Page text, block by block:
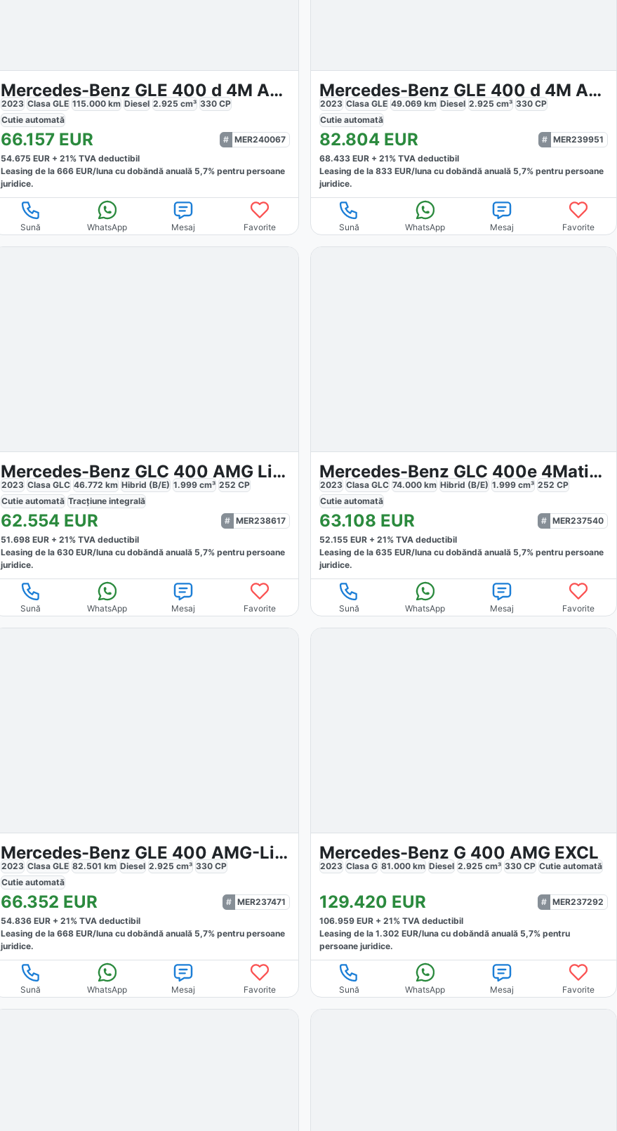
Mercedes-Benz GLE 400 d 4M AMG-LINE
2023 Clasa GLE 115.000 km Diesel 2.925 cm³ 330 CP
Cutieautomată
66.157 EUR
MER240067
54.675 EUR +21% TVA deductibil
Leasing de la666 EUR/luna cu dobăndă anuală 5,7% pentru persoane
juridice.
Sună WhatsApp Mesaj Favorite
Mercedes-Benz GLE 400 d 4M AMG
2023 Clasa GLE 49.069km Diesel 2.925 cm³ 330CP
Cutie automată
82.804EUR
MER239951
68.433EUR + 21% TVA deductibil
Leasing de la 833EUR/lunacu dobăndă anuală 5,7% pentru persoane
juridice.
Sună WhatsApp Mesaj Favorite
Mercedes-Benz GLC 400 AMG Line Night
2023 Clasa GLC 46.772 km Hibrid (B/E) 1.999 cm³ 252 CP
Cutieautomată Tracțiuneintegrală
62.554 EUR
MER238617
51.698 EUR +21% TVA deductibil
Leasing de la630 EUR/luna cu dobăndă anuală 5,7% pentru persoane
juridice.
Sună WhatsApp Mesaj Favorite
Mercedes-Benz GLC 400e 4Matic AMG
2023 Clasa GLC 74.000km Hibrid (B/E) 1.999cm³ 252 CP
Cutie automată
63.108 EUR
MER237540
52.155 EUR + 21% TVA deductibil
Leasing de la 635 EUR/lunacu dobăndă anuală 5,7% pentru persoane
juridice.
Sună WhatsApp Mesaj Favorite
Mercedes-Benz GLE 400 AMG-Line
2023 Clasa GLE 82.501 km Diesel 2.925 cm³ 330 CP
Cutieautomată
66.352 EUR
MER237471
54.836 EUR +21% TVA deductibil
Leasing de la668 EUR/luna cu dobăndă anuală 5,7% pentru persoane
juridice.
Sună WhatsApp Mesaj Favorite
Mercedes-Benz G 400 AMG EXCL
2023 Clasa G 81.000km Diesel 2.925 cm³ 330CP Cutie automată
129.420 EUR
MER237292
106.959EUR + 21% TVA deductibil
Leasing de la 1.302 EUR/lunacu dobăndă anuală 5,7% pentru
persoane juridice.
Sună WhatsApp Mesaj Favorite